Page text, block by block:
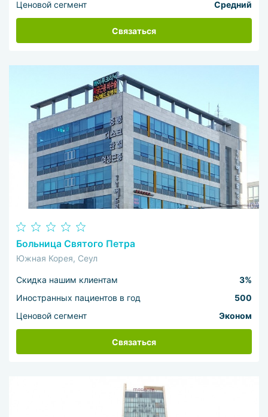
Ценовой сегмент Средний
Связаться
Больница Святого Петра
Южная Корея, Сеул
Скидка нашим клиентам
3%
Иностранных пациентов в год
500
Ценовой сегмент
Эконом
Связаться